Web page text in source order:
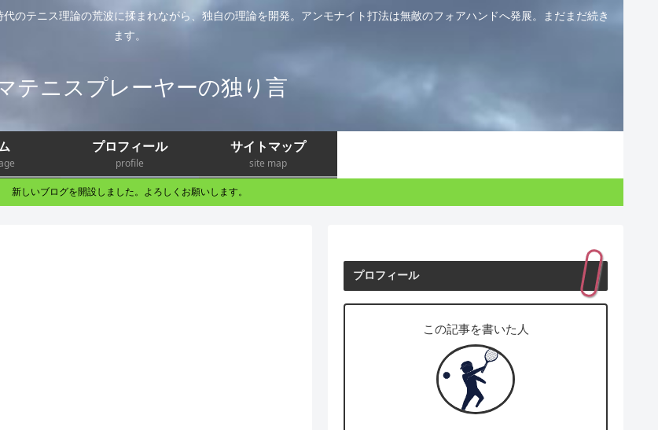
のテニス理論の荒波に揉まれながら、独自の理論を開発。アンモナイト打法は無敵のフォアハンドへ発展。まだまだ続き
ます。
テニスプレーヤーの独り言
プロフィール
profile
サイトマップ
site map
新しいブログを開設しました。よろしくお願いします。
プロフィール
この記事を書いた人